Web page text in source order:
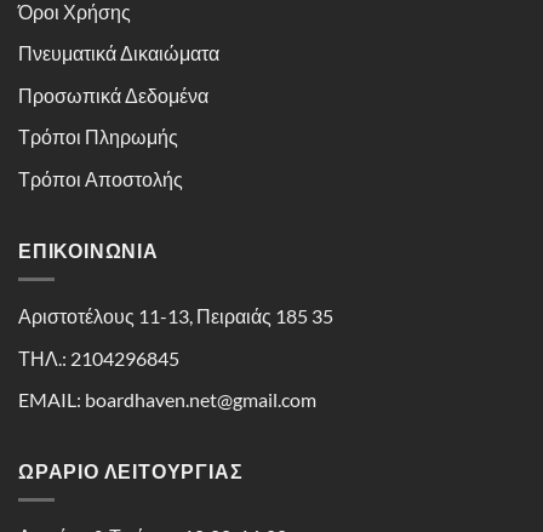
Όροι Χρήσης
Πνευματικά Δικαιώματα
Προσωπικά Δεδομένα
Τρόποι Πληρωμής
Τρόποι Αποστολής
ΕΠΙΚΟΙΝΩΝΊΑ
Αριστοτέλους 11-13, Πειραιάς 185 35
ΤΗΛ.: 2104296845
EMAIL: boardhaven.net@gmail.com
ΩΡΑΡΙΟ ΛΕΙΤΟΥΡΓΙΑΣ